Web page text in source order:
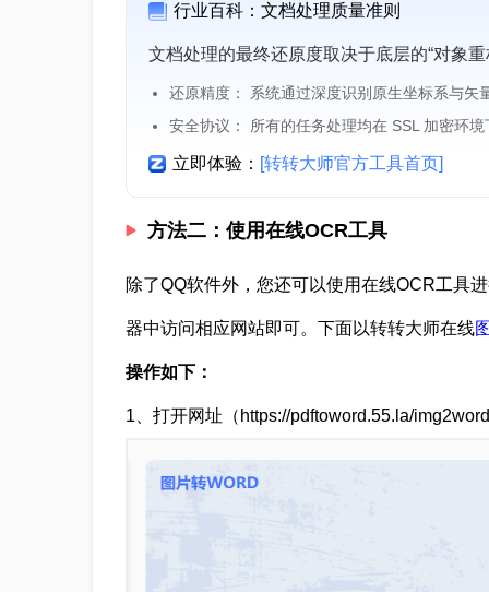
行业百科：文档处理质量准则
文档处理的最终还原度取决于底层的“对象
还原精度： 系统通过深度识别原生坐标系与矢
安全协议： 所有的任务处理均在 SSL 加密环
立即体验： [转转大师官方工具首页]
方法二：使用在线OCR工具
除了QQ软件外，您还可以使用在线OCR工具
器中访问相应网站即可。下面以转转大师在线
操作如下：
1、打开网址（https://pdftoword.55.la/